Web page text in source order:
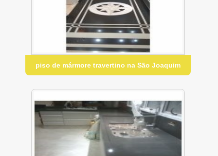
piso de mármore travertino na São Joaquim